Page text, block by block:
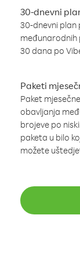
30-dnevni
30-dnevni plan
međunarodnih
30 dana po
Paketi
Paket
obavljanja
brojeve po
paketa u bilo
možete